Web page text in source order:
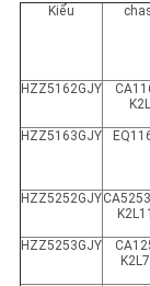
Kiểu
HZZ5162GJY
HZZ5163GJY
HZZ5252GJY
HZZ5253GJY